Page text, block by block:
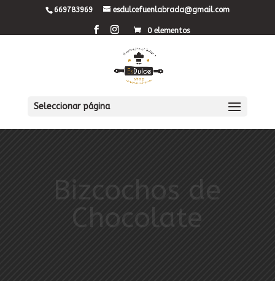
669783969 esdulcefuenlabrada@gmail.com
0 elementos
Seleccionar página
Bizcochos de
Chocolate